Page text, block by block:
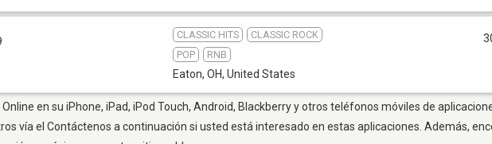
CLASSIC HITS
CLASSIC ROCK
POP
RNB
Eaton, OH, United States
en su iPhone, iPad, iPod Touch, Android, Blackberry y otros teléfonos móviles de
vía el Contáctenos a continuación si usted está interesado en estas aplicaciones. Además,